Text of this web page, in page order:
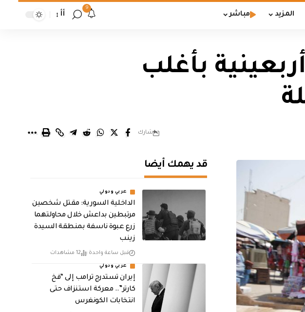
المزيد مباشر
9
أأ
بأغلب
شارك
قد يهمك أيضا
عربي ودولي
الداخلية السورية: مقتل شخصين
مرتبطين بداعش خلال محاولتهما
زرع عبوة ناسفة بمنطقة السيدة
زينب
قبل ساعة واحدة 12 مشاهدات
عربي ودولي
إيران تستدرج ترامب إلى “فخ
كارتر”.. معركة استنزاف حتى
انتخابات الكونغرس